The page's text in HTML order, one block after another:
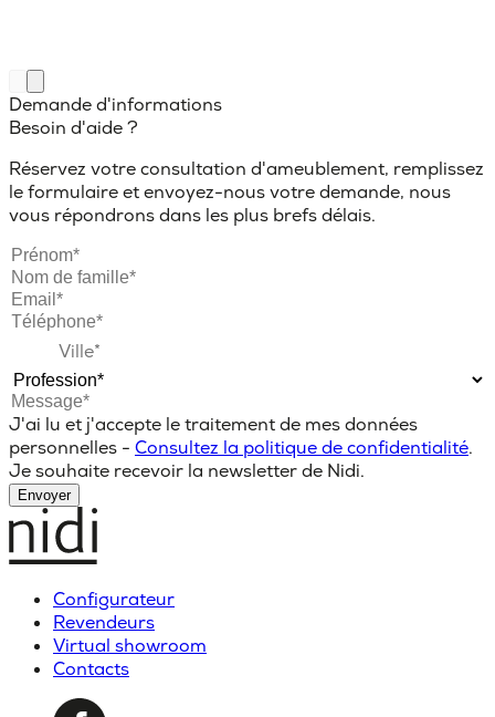
Demande d'informations
Besoin d'aide ?
Réservez votre consultation d'ameublement, remplissez
le formulaire et envoyez-nous votre demande, nous
vous répondrons dans les plus brefs délais.
J'ai lu et j'accepte le traitement de mes données
personnelles - Consultez la politique de confidentialité.
Je souhaite recevoir la newsletter de Nidi.
Envoyer
Configurateur
Revendeurs
Virtual showroom
Contacts